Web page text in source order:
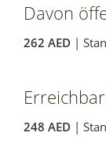
Davon
262 AED |
248 AED |